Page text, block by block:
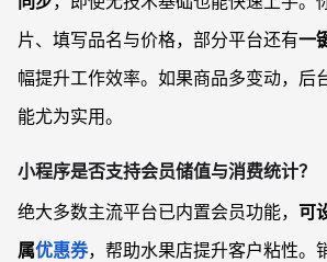
片、填写品名与价格，部分平台还有一
幅提升工作效率。如果商品多变动，后
能尤为实用。
小程序是否支持会员储值与消费统计？
绝大多数主流平台已内置会员功能， 可
属优惠券，帮助水果店提升客户粘性。